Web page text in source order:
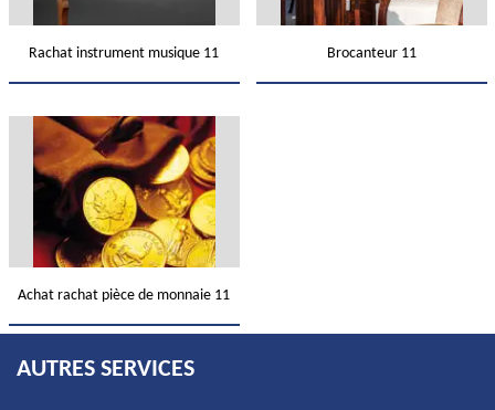
Rachat instrument musique 11 Brocanteur 11
Achat rachat pièce de monnaie 11
AUTRES SERVICES